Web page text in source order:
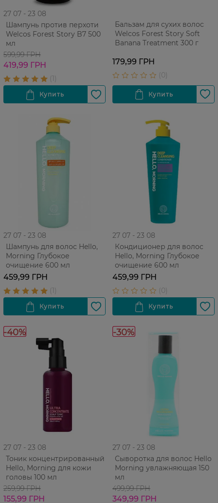
27 07 - 23 08
Шампунь против перхоти
Welcos Forest Story B7 500
мл
599,99 ГРН
419,99 ГРН
Бальзам для сухих волос
Welcos Forest Story Soft
Banana Treatment 300 г
179,99 ГРН
27 07 - 23 08
Шампунь для волос Hello,
Morning Глубокое
очищение 600 мл
459,99 ГРН
27 07 - 23 08
Кондиционер для волос
Hello, Morning Глубокое
очищение 600 мл
459,99 ГРН
-40%
27 07 - 23 08
Тоник концентрированный
Hello, Morning для кожи
головы 100 мл
259,99 ГРН
155,99 ГРН
-30%
27 07 - 23 08
Сыворотка для волос Hello
Morning увлажняющая 150
мл
499,99 ГРН
349,99 ГРН